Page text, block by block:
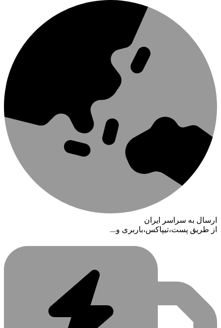
ارسال به سراسر ایران
از طریق پست،تیپاکس،باربری و...